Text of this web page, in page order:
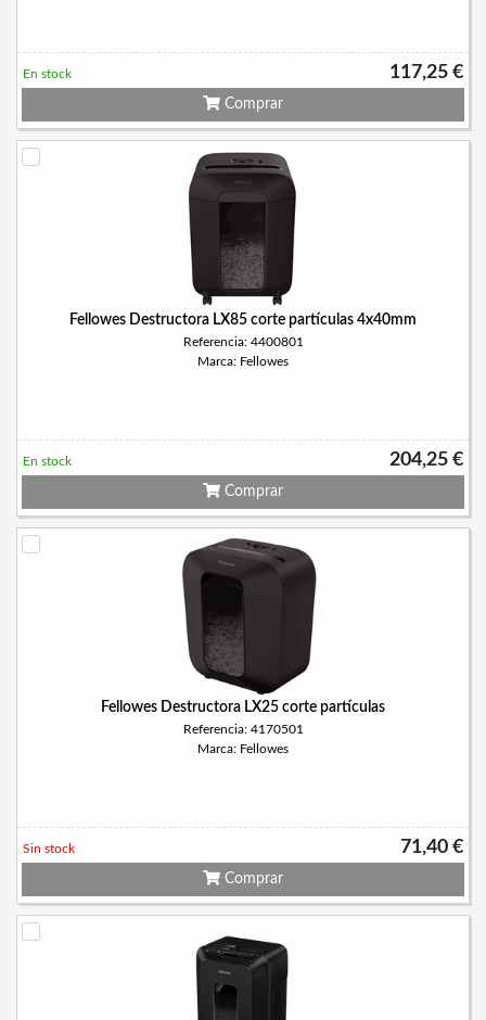
117,25 €
En stock
Comprar
Fellowes Destructora LX85 corte partículas 4x40mm
Referencia: 4400801
Marca: Fellowes
204,25 €
En stock
Comprar
Fellowes Destructora LX25 corte partículas
Referencia: 4170501
Marca: Fellowes
71,40 €
Sin stock
Comprar